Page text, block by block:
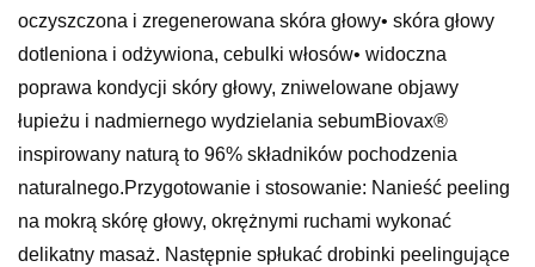
oczyszczona i zregenerowana skóra głowy• skóra głowy
dotleniona i odżywiona, cebulki włosów• widoczna
poprawa kondycji skóry głowy, zniwelowane objawy
łupieżu i nadmiernego wydzielania sebumBiovax®
inspirowany naturą to 96% składników pochodzenia
naturalnego.Przygotowanie i stosowanie: Nanieść peeling
na mokrą skórę głowy, okrężnymi ruchami wykonać
delikatny masaż. Następnie spłukać drobinki peelingujące